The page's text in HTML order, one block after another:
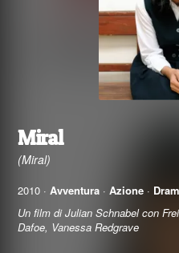
Miral
(Miral)
2010 · Avventura ·Azione ·
Un film di Julian Schnabel con
Dafoe, Vanessa Redgrave